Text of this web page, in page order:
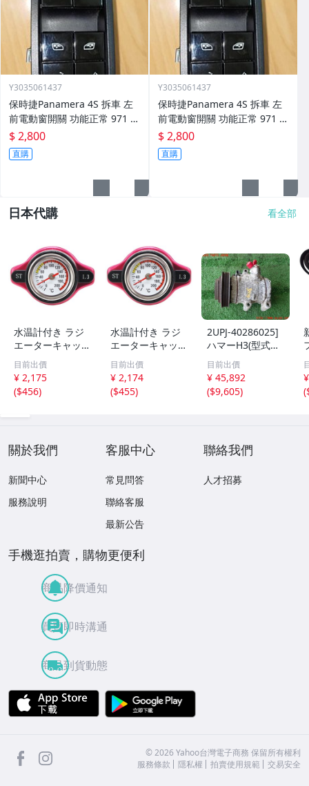
Y3035061437
保時捷Panamera 4S 拆車 左
前電動窗開關 功能正常 971 9
59 858 C 2800元
$ 2,800
直購
Y3035061437
保時捷Panamera 4S 拆車 左
前電動窗開關 功能正常 971 9
59 858 C 2800元
$ 2,800
直購
日本代購 看全部
水温計付き ラジ
エーターキャップ
開弁圧1.3k Bタイ
プ トヨタ/日産/ス
ズキ/スバル/マツ
ダ/ダイハツ/ホン
目前出價
¥ 2,175
($456)
水温計付き ラジ
エーターキャップ
開弁圧1.3k Bタイ
プ トヨタ/日産/ス
ズキ/スバル/マツ
ダ/ダイハツ/ホン
目前出價
¥ 2,174
($455)
2UPJ-40286025]
ハマーH3(型式不
明)エアコンコン
プレッサー 中古
目前出價
¥ 45,892
($9,605)
(
關於我們
新聞中心
服務說明
客服中心
常見問答
聯絡客服
最新公告
聯絡我們
人才招募
手機逛拍賣，購物更便利
商品降價通知
買賣即時溝通
商品到貨動態
APP Store
facebook ©2026 Yahoo台灣電子商務 保留所有權利
服務條款
隱私權 拍賣使用規範 交易安全